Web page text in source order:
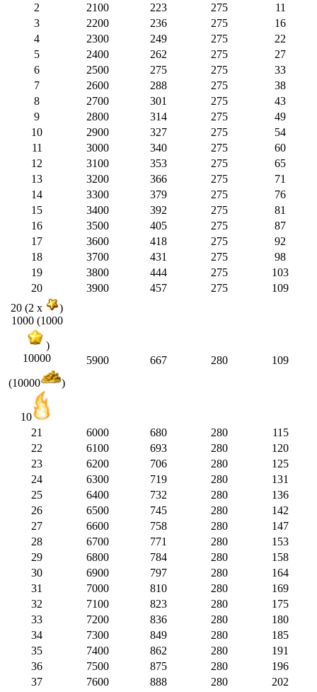
2
2100 223 275
11
3
2200 236 275
16
4
2300 249 275
22
5
2400 262 275
27
6
2500 275 275
33
7
2600 288 275
38
8
2700 301 275
43
9
2800 314 275
49
10
2900 327 275
54
11
3000 340 275
60
12
3100 353 275
65
13
3200 366 275
71
14
3300 379 275
76
15
3400 392 275
81
16
3500 405 275
87
17
3600 418 275
92
18
3700 431 275
98
19
3800 444 275
103
20
3900 457 275
109
20 (2 x
)
1000 (1000
)
10000
(10000 )
10
5900 667 280 109
21 6000 680 280
115
22
6100 693 280
120
23
6200 706 280
125
24
6300 719 280
131
25
6400 732 280
136
26
6500 745 280
142
27
6600 758 280
147
28
6700 771 280
153
29
6800 784 280
158
30
6900 797 280
164
31
7000 810 280
169
32
7100 823 280
175
33
7200 836 280
180
34
7300 849 280
185
35
7400 862 280
191
36
7500 875 280
196
37
7600 888 280
202